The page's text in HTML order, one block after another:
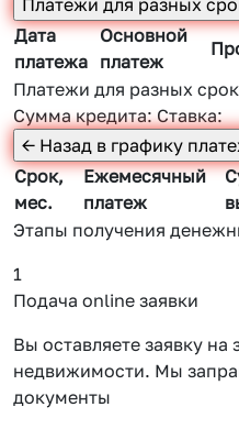
Дата
платежа
Основной
платеж
Платежи для разных
Сумма кредита:Ставка:
Срок,
мес.
Ежемесячный
платеж
Этапы получения
1
Подача online заявки
Вы оставляете заявку на
недвижимости. Мы
документы